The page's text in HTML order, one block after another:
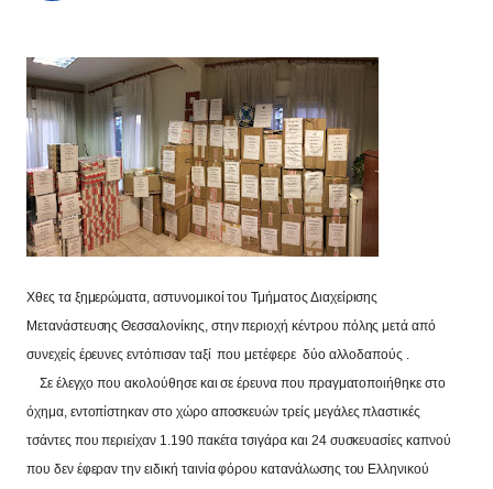
Χθες τα ξημερώματα, αστυνομικοί του Τμήματος Διαχείρισης
Μετανάστευσης Θεσσαλονίκης, στην περιοχή κέντρου πόλης μετά από
συνεχείς έρευνες εντόπισαν ταξί που μετέφερε δύο αλλοδαπούς .
Σε έλεγχο που ακολούθησε και σε έρευνα που πραγματοποιήθηκε στο
όχημα, εντοπίστηκαν στο χώρο αποσκευών τρείς μεγάλες πλαστικές
τσάντες που περιείχαν 1.190 πακέτα τσιγάρα και 24 συσκευασίες καπνού
που δεν έφεραν την ειδική ταινία φόρου κατανάλωσης του Ελληνικού